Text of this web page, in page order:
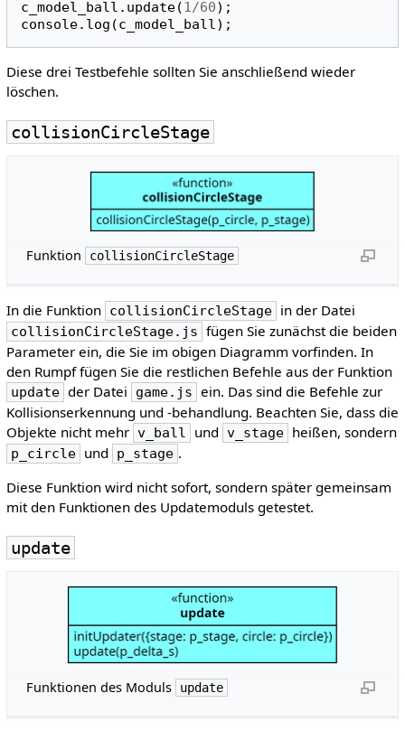
c_model_ball . update(1/60);
console. log (c_model_ball);
Diese drei Testbefehle sollten Sie anschließend wieder
löschen.
collisionCircleStage
Funktion collisionCircleStage
In die Funktion collisionCircleStage in der Datei
collisionCircleStage.js fügen Sie zunächst die beiden
Parameter ein, die Sie im obigen Diagramm vorfinden. In
den Rumpf fügen Sie die restlichen Befehle aus der Funktion
update der Datei game.js ein. Das sind die Befehle zur
Kollisionserkennung und -behandlung. Beachten Sie, dass die
Objekte nicht mehr v_ball und v_stage heißen, sondern
p_circle und p_stage .
Diese Funktion wird nicht sofort, sondern später gemeinsam
mit den Funktionen des Updatemoduls getestet.
update
Funktionen des Moduls update